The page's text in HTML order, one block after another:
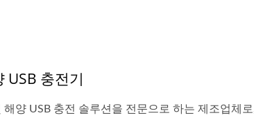
USB 충전기
해양 USB 충전 솔루션을 전문으로 하는 제조업체